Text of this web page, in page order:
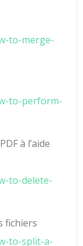
to-merge-
to-perform-
à l’aide
to-delete-
fichiers
to-split-a-